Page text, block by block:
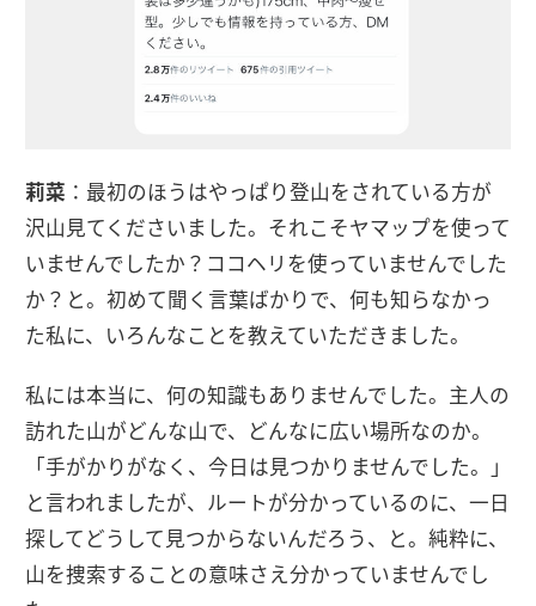
莉菜 ：最初のほうはやっぱり登山をされている方が
沢山見てくださいました。それこそヤマップを使って
いませんでしたか？ココヘリを使っていませんでした
か？と。初めて聞く言葉ばかりで、何も知らなかっ
た私に、いろんなことを教えていただきました。
私には本当に、何の知識もありませんでした。主人の
訪れた山がどんな山で、どんなに広い場所なのか。
「手がかりがなく、今日は見つかりませんでした。」
と言われましたが、ルートが分かっているのに、一日
探してどうして見つからないんだろう、と。純粋に、
山を捜索することの意味さえ分かっていませんでし